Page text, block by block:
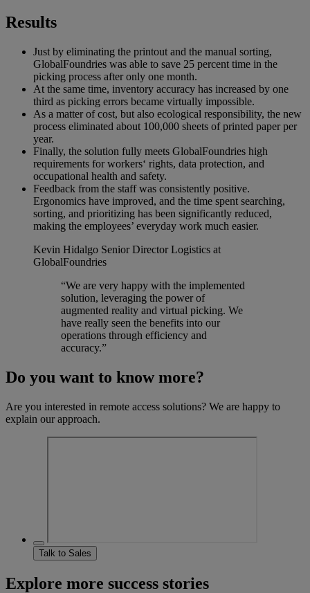
Results
Just by eliminating the printout and the manual sorting,
GlobalFoundries was able to save 25 percent time in the
picking process after only one month.
At the same time, inventory accuracy has increased by one
third as picking errors became virtually impossible.
As a matter of cost, but also ecological responsibility, the new
process eliminated about 100,000 sheets of printed paper per
year.
Finally, the solution fully meets GlobalFoundries high
requirements for workers‘ rights, data protection, and
occupational health and safety.
Feedback from the staff was consistently positive.
Ergonomics have improved, and the time spent searching,
sorting, and prioritizing has been significantly reduced,
making the employees’ everyday work much easier.
Kevin Hidalgo Senior Director Logistics at
GlobalFoundries
“We are very happy with the implemented
solution, leveraging the power of
augmented reality and virtual picking. We
have really seen the benefits into our
operations through efficiency and
accuracy.”
Do you want to know more?
Are you interested in remote access solutions? We are happy to
explain our approach.
Talk to Sales
Explore more success stories